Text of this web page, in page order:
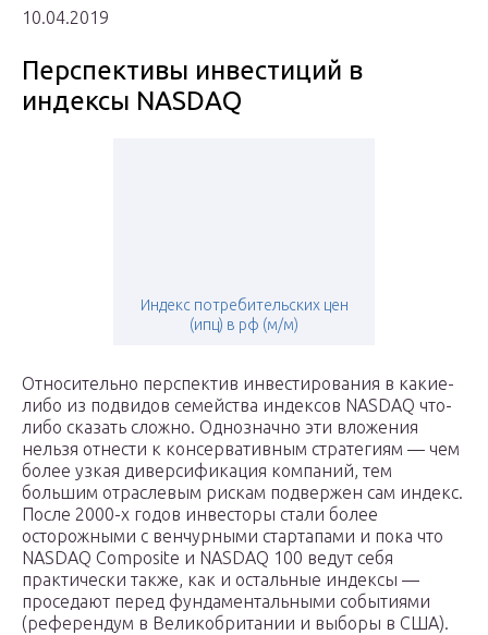
10.04.2019
Перспективы инвестиций в
индексы NASDAQ
Индекс потребительских цен
(ипц) в рф (м/м)
Относительно перспектив инвестирования в какие-
либо из подвидов семейства индексов NASDAQ что-
либо сказать сложно. Однозначно эти вложения
нельзя отнести к консервативным стратегиям — чем
более узкая диверсификация компаний, тем
большим отраслевым рискам подвержен сам индекс.
После 2000-х годов инвесторы стали более
осторожными с венчурными стартапами и пока что
NASDAQ Composite и NASDAQ 100 ведут себя
практически также, как и остальные индексы —
проседают перед фундаментальными событиями
(референдум в Великобритании и выборы в США).